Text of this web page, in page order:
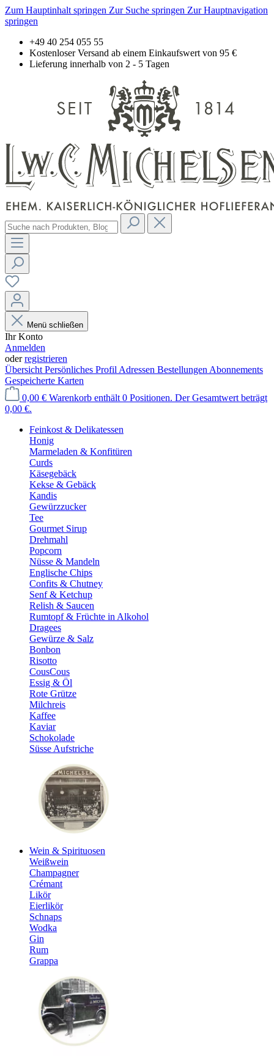
Zum Hauptinhalt springen Zur Suche springen Zur Hauptnavigation
springen
+49 40 254 055 55
Kostenloser Versand ab einem Einkaufswert von 95 €
Lieferung innerhalb von 2 - 5 Tagen
Menü schließen
Ihr Konto
Anmelden
oderregistrieren
Übersicht Persönliches Profil Adressen Bestellungen Abonnements
Gespeicherte Karten
0,00 € Warenkorb enthält 0 Positionen. Der Gesamtwert beträgt
0,00 €.
Feinkost & Delikatessen
Honig
Marmeladen & Konfitüren
Curds
Käsegebäck
Kekse & Gebäck
Kandis
Gewürzzucker
Tee
Gourmet Sirup
Drehmahl
Popcorn
Nüsse & Mandeln
Englische Chips
Confits & Chutney
Senf & Ketchup
Relish & Saucen
Rumtopf & Früchte in Alkohol
Dragees
Gewürze & Salz
Bonbon
Risotto
CousCous
Essig & Öl
Rote Grütze
Milchreis
Kaffee
Kaviar
Schokolade
Süsse Aufstriche
Wein & Spirituosen
Weißwein
Champagner
Crémant
Likör
Eierlikör
Schnaps
Wodka
Gin
Rum
Grappa